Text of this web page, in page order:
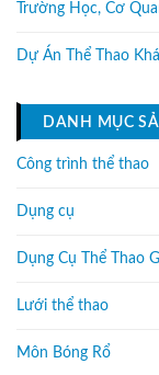
Trường Học, Cơ
Dự Án Thể Thao
DANH MỤC
Công trình thể thao
Dụng cụ
Dụng Cụ Thể Thao
Lưới thể thao
Môn Bóng Rổ